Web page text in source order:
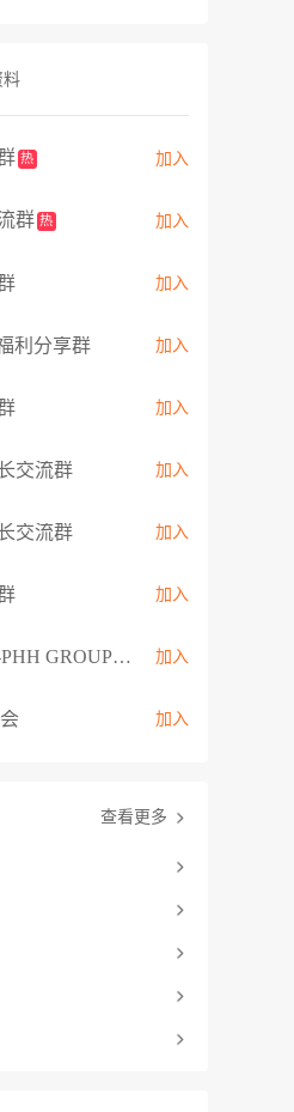
上架市场热卖而平台稀
班牙新商机！
料
热 加入
群 热 加入
加入
利分享群 加入
加入
交流群 加入
交流群 加入
加入
ESG独家招商-PHH GROUP卖家交流群 加入
加入
查看更多